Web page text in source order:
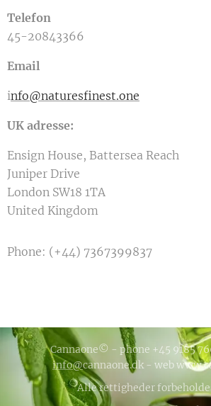
Telefon
45-20843366
Email
info@naturesfinest.one
UK adresse:
Ensign House, Battersea Reach
Juniper Drive
London SW18 1TA
United Kingdom
Phone: (+44) 7367399837
Cannaone© - phone +45 9185
info@cannaone.dk - web
Alle rettigheder